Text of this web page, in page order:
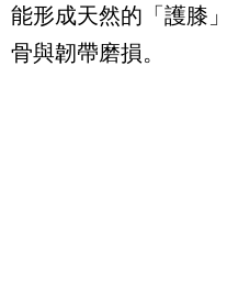
能形成天然的「護膝
骨與韌帶磨損。